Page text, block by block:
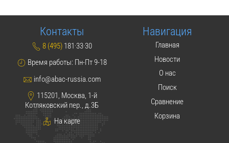
Контакты
8 (495) 181·33·30
Время работы: Пн-Пт 9-18
info@abac-russia.com
115201, Москва, 1-й
Котляковский пер., д.3Б
На карте
Навигация
Главная
Новости
О нас
Поиск
Сравнение
Корзина